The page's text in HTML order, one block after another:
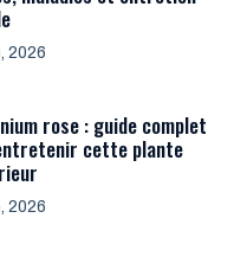
2026
rose : guide complet
cette plante
2026